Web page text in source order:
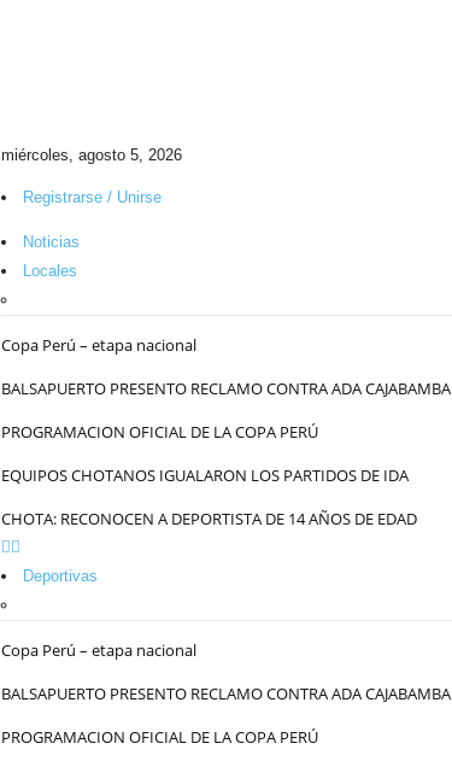
miércoles, agosto 5, 2026
Registrarse / Unirse
Noticias
Locales
Copa Perú – etapa nacional
BALSAPUERTO PRESENTO RECLAMO CONTRA ADA CAJABAMBA
PROGRAMACION OFICIAL DE LA COPA PERÚ
EQUIPOS CHOTANOS IGUALARON LOS PARTIDOS DE IDA
CHOTA: RECONOCEN A DEPORTISTA DE 14 AÑOS DE EDAD
Deportivas
Copa Perú – etapa nacional
BALSAPUERTO PRESENTO RECLAMO CONTRA ADA CAJABAMBA
PROGRAMACION OFICIAL DE LA COPA PERÚ